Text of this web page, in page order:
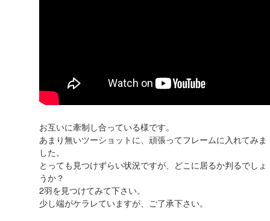
お互いに牽制し合っている様です。
あまり無いツーショットに、頑張ってフレームに入れてみま
した。
とっても見つけずらい状況ですが、どこに居るか判るでしょ
うか？
2羽を見つけてみて下さい。
少し端がケラレていますが、ご了承下さい。